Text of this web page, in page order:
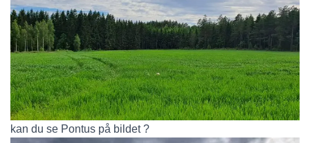
kan du se Pontus på bildet ?